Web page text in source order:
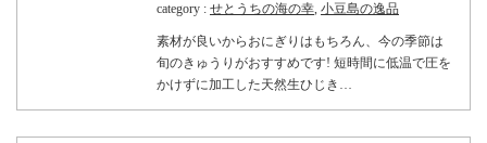
category : せとうちの海の幸, 小豆島の逸品
素材が良いからおにぎりはもちろん、今の季節は
旬のきゅうりがおすすめです! 短時間に低温で圧を
かけずに加工した天然生ひじき…